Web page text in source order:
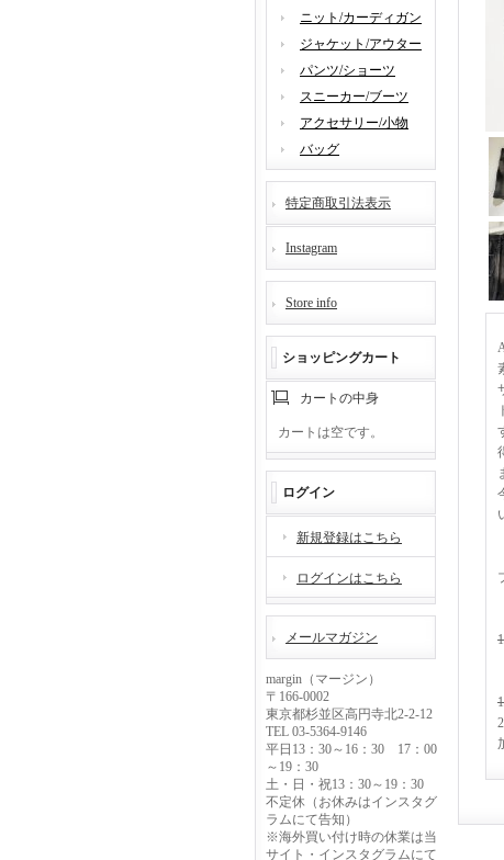
ニット/カーディガン
ジャケット/アウター
パンツ/ショーツ
スニーカー/ブーツ
アクセサリー/小物
バッグ
特定商取引法表示
Instagram
Store info
ショッピングカート
カートの中身
カートは空です。
ログイン
新規登録はこちら
ログインはこちら
メールマガジン
margin（マージン）
〒166-0002
東京都杉並区高円寺北2-2-12
TEL 03-5364-9146
平日13：30～16：30 17：00
～19：30
土・日・祝13：30～19：30
不定休（お休みはインスタグ
ラムにて告知）
※海外買い付け時の休業は当
サイト・インスタグラムにて
1